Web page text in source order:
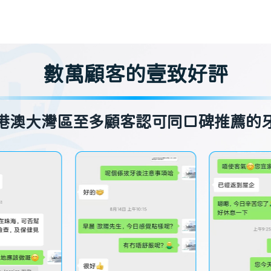
數萬顧客的壹致好評
澳大灣區至多顧客認可同口碑推薦的